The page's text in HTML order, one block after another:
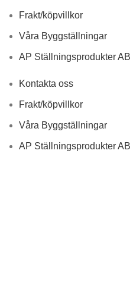
Frakt/köpvillkor
Våra Byggställningar
AP Ställningsprodukter AB
Kontakta oss
Frakt/köpvillkor
Våra Byggställningar
AP Ställningsprodukter AB